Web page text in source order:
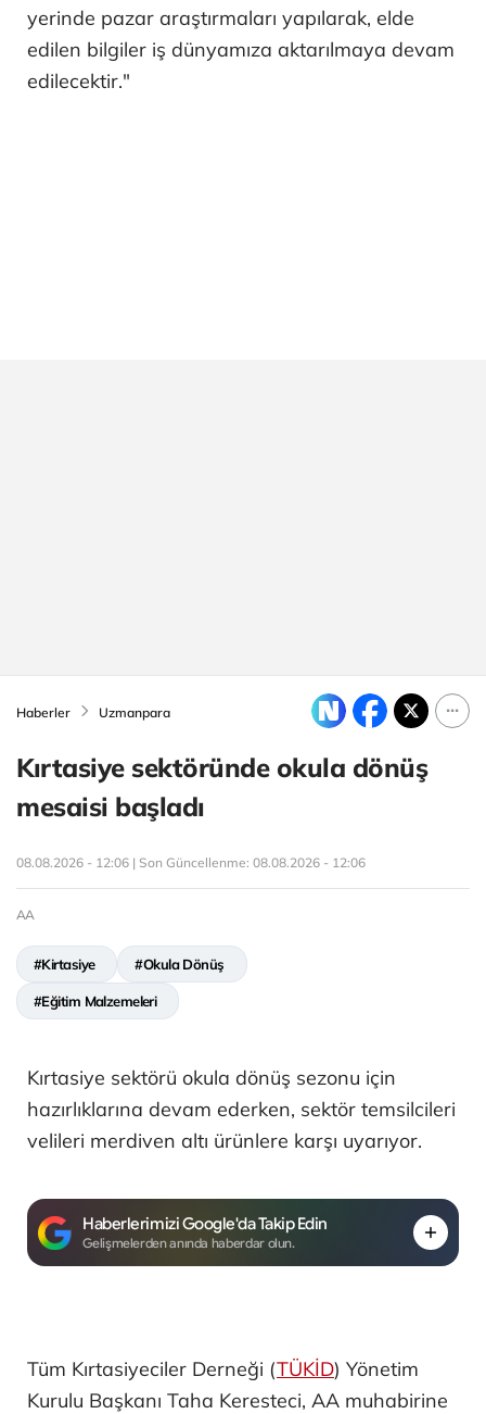
yerinde pazar araştırmaları yapılarak, elde
edilen bilgiler iş dünyamıza aktarılmaya devam
edilecektir."
Haberler Uzmanpara
Kırtasiye sektöründe okula dönüş
mesaisi başladı
08.08.2026 - 12:06 | Son Güncellenme: 08.08.2026 - 12:06
AA
#Kirtasiye #Okula Dönüş
#Eğitim Malzemeleri
Kırtasiye sektörü okula dönüş sezonu için
hazırlıklarına devam ederken, sektör temsilcileri
velileri merdiven altı ürünlere karşı uyarıyor.
Haberlerimizi Google'da Takip Edin
Gelişmelerden anında haberdar olun.
Tüm Kırtasiyeciler Derneği (TÜKİD) Yönetim
Kurulu Başkanı Taha Keresteci, AA muhabirine